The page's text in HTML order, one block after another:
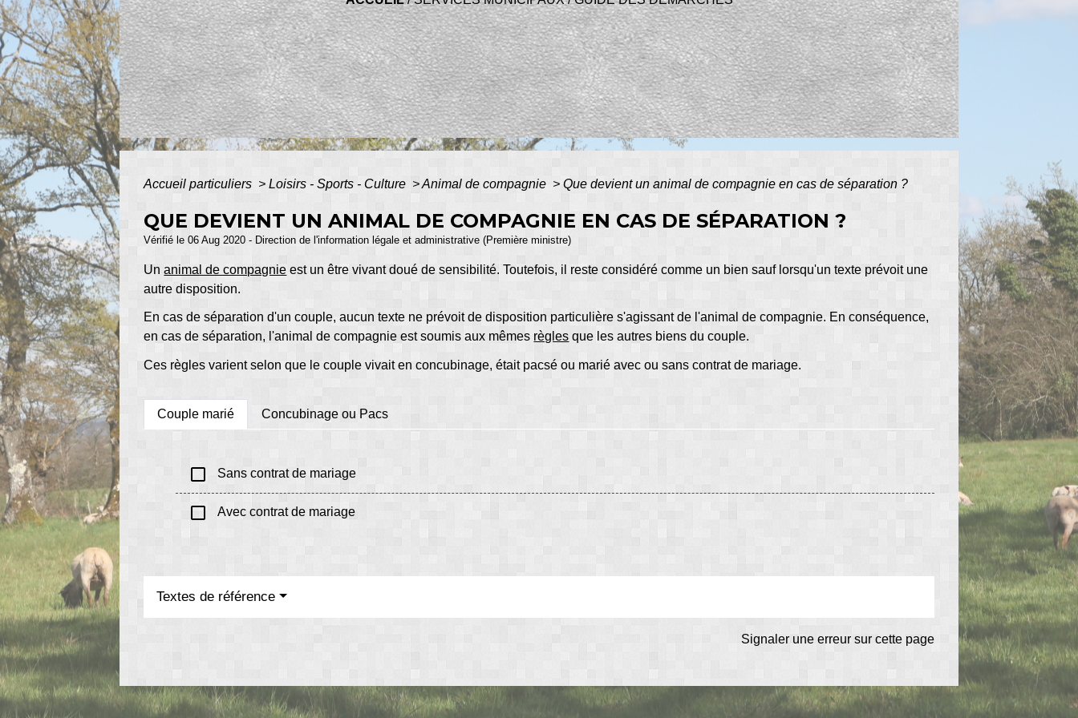
Accueil particuliers > Loisirs - Sports - Culture > Animal de compagnie > Que devient un animal de compagnie en cas de séparation ?
QUE DEVIENT UN ANIMAL DE COMPAGNIE EN CAS DE SÉPARATION ?
Vérifié le 06 Aug 2020 - Direction de l'information légale et administrative (Première ministre)
Unanimal de compagnie est un être vivant doué de sensibilité. Toutefois, il reste considéré comme un bien sauf lorsqu'un texte prévoit une
autre disposition.
En cas de séparation d'un couple, aucun texte ne prévoit de disposition particulière s'agissant de l'animal de compagnie. En conséquence,
en cas de séparation, l'animal de compagnie est soumis aux mêmes règles que les autres biens du couple.
Ces règles varient selon que le couple vivait en concubinage, était pacsé ou marié avec ou sans contrat de mariage.
Couple marié Concubinage ou Pacs
check_box_outline_blank Sans contrat de mariage
check_box_outline_blank Avec contrat de mariage
Textes de référence
Signaler une erreur sur cette page